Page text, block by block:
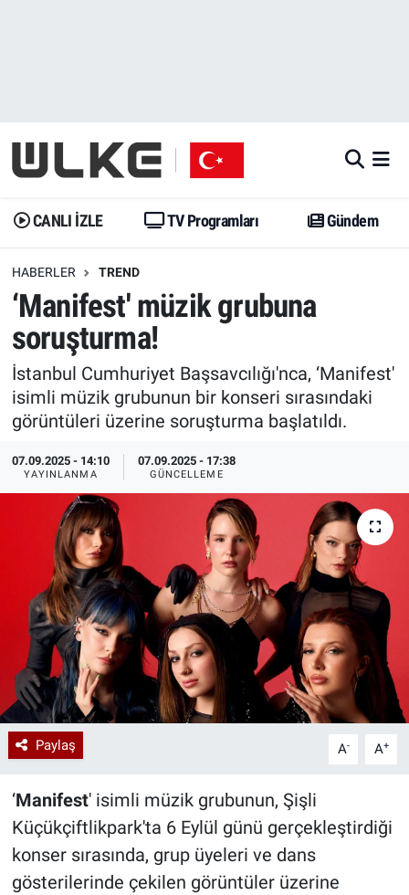
CANLI İZLE TV Programları Gündem
HABERLER TREND
‘Manifest' müzik grubuna
soruşturma!
İstanbul Cumhuriyet Başsavcılığı'nca, ‘Manifest'
isimli müzik grubunun bir konseri sırasındaki
görüntüleri üzerine soruşturma başlatıldı.
07.09.2025 - 14:10
YAYINLANMA
07.09.2025 - 17:38
GÜNCELLEME
Paylaş A- A+
‘Manifest' isimli müzik grubunun, Şişli
Küçükçiftlikpark'ta 6 Eylül günü gerçekleştirdiği
konser sırasında, grup üyeleri ve dans
gösterilerinde çekilen görüntüler üzerine
Gündem
Dünya
Erişim Bilgileri
Ekonomi
Trend
Yazarlar
Gündem
Trend
Erişim Bilgileri
Spor
Ekonomi
Medya
Özel Haberler
Kadın
Erişim Bilgileri
Sağlık
Teknoloji
İstanbul Namaz Vakitleri
Trafik Durumu
Erişim Bilgileri
Tüm Manşetler
Son Dakika Haberleri